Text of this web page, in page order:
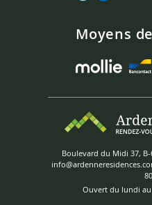
Moyens
Boulevard du Midi 37,
Ouvert du lundi